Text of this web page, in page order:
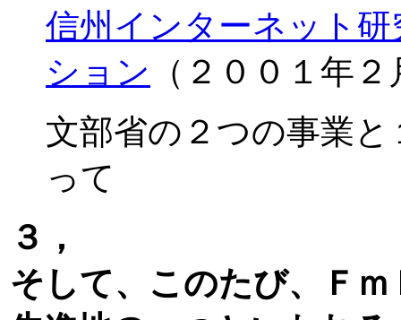
信州インターネット
ション （２００１年２
文部省の２つの事業
って
３，
そして、このたび、Ｆ